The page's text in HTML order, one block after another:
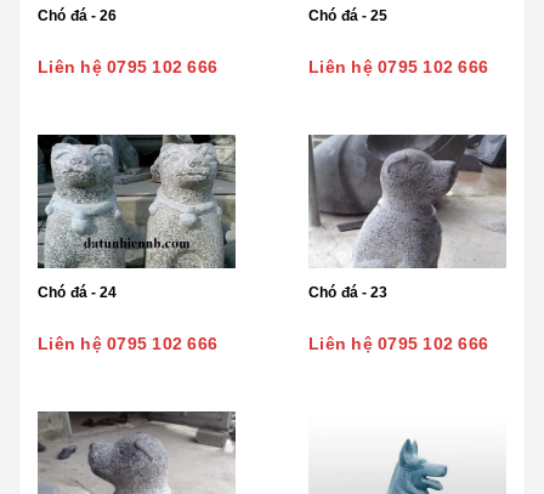
Chó đá - 26
Liên hệ 0795 102 666
Chó đá - 25
Liên hệ 0795 102 666
Chó đá - 24
Liên hệ 0795 102 666
Chó đá - 23
Liên hệ 0795 102 666